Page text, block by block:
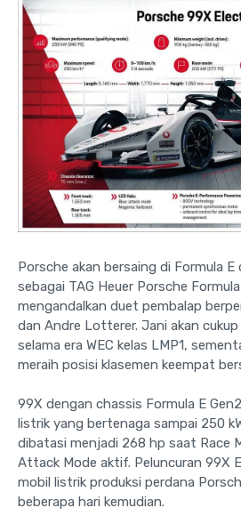
Porsche akan bersaing di Formula E
sebagai TAG Heuer Porsche
mengandalkan duet pembalap
dan Andre Lotterer. Jani akan
selama era WEC kelas LMP1,
meraih posisi klasemen keempat
99X dengan chassis Formula E
listrik yang bertenaga sampai 250
dibatasi menjadi 268 hp saat Race
Attack Mode aktif. Peluncuran 99X
mobil listrik produksi perdana
beberapa hari kemudian.